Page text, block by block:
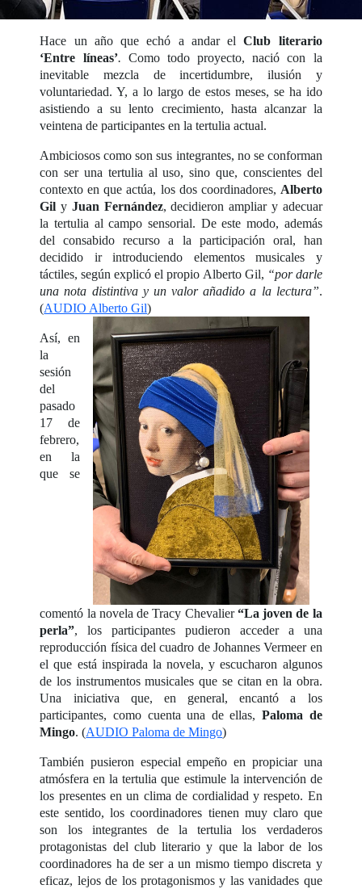
Hace un año que echó a andar elClub literario
‘Entre líneas’. Como todo proyecto, nació con la
inevitable mezcla de incertidumbre, ilusión y
voluntariedad. Y, a lo largo de estos meses, se ha ido
asistiendo a su lento crecimiento, hasta alcanzar la
veintena de participantes en la tertulia actual.
Ambiciosos como son sus integrantes, no se conforman
con ser una tertulia al uso, sino que, conscientes del
contexto en que actúa, los dos coordinadores, Alberto
Gil y Juan Fernández, decidieron ampliar y adecuar
la tertulia al campo sensorial. De este modo, además
del consabido recurso a la participación oral, han
decidido ir introduciendo elementos musicales y
táctiles, según explicó el propio Alberto Gil, “por darle
una nota distintiva y un valor añadido a la lectura”.
(AUDIO Alberto Gil)
Así, en
la
sesión
del
pasado
17 de
febrero,
en la
que se
comentó la novela de Tracy Chevalier“La joven de la
perla”, los participantes pudieron acceder a una
reproducción física del cuadro de Johannes Vermeer en
el que está inspirada la novela, y escucharon algunos
de los instrumentos musicales que se citan en la obra.
Una iniciativa que, en general, encantó a los
participantes, como cuenta una de ellas,Paloma de
Mingo. (AUDIO Paloma de Mingo)
También pusieron especial empeño en propiciar una
atmósfera en la tertulia que estimule la intervención de
los presentes en un clima de cordialidad y respeto. En
este sentido, los coordinadores tienen muy claro que
son los integrantes de la tertulia los verdaderos
protagonistas del club literario y que la labor de los
coordinadores ha de ser a un mismo tiempo discreta y
eficaz, lejos de los protagonismos y las vanidades que